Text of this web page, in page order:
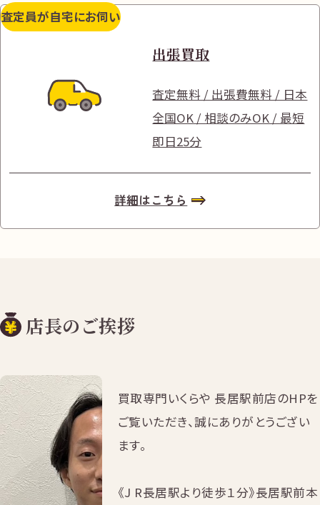
査定員が自宅にお伺い
出張買取
査定無料 / 出張費無料 / 日本
全国OK / 相談のみOK / 最短
即日25分
詳細はこちら
店長のご挨拶
買取専門いくらや 長居駅前店のHPを
ご覧いただき、誠にありがとうござい
ます。
《J R長居駅より徒歩１分》長居駅前本